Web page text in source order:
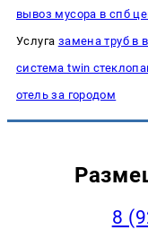
вывоз мусора в спб
Услуга замена труб в
система twin
отель за городом
8